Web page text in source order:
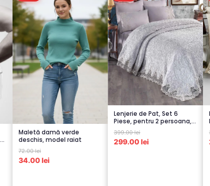
Maletă damă verde
deschis, model raiat
72.00 lei
34.00 lei
Lenjerie de Pat, Set 6
Piese, pentru 2 persoana,
GRI -1...
399.00 lei
299.00 lei